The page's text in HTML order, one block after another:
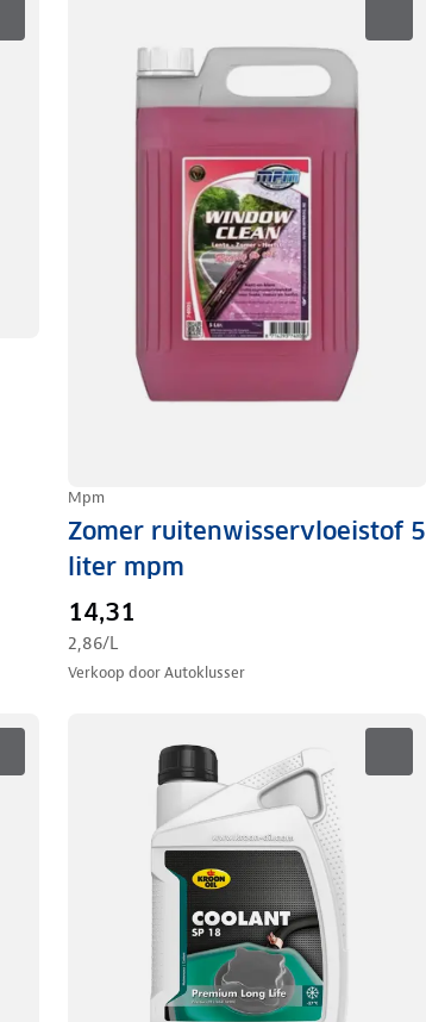
Mpm
Zomer ruitenwisservloeistof 5
liter mpm
14,31
2,86/L
Verkoop doorAutoklusser